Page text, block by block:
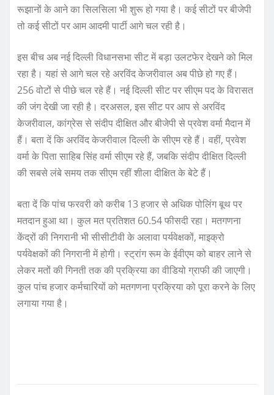
रूझानों के आने का सिलसिला भी शुरू हो गया है। कई सीटों पर बीजेपी
तो कई सीटों पर आम आदमी पार्टी आगे चल रही है।
इस बीच अब नई दिल्ली विधानसभा सीट में बड़ा उलटफेर देखने को मिल
रहा है। यहां से आगे चल रहे अरविंद केजरीवाल अब पीछे हो गए हैं।
256 वोटों से पीछे चल रहे हैं। नई दिल्ली सीट पर सीएम पद के विरासत
की जंग देखी जा रही है। दरअसल, इस सीट पर आप से अरविंद
केजरीवाल, कांग्रेस से संदीप दीक्षित और बीजेपी से प्रवेश वर्मा मैदान में
हैं। बता दें कि अरविंद केजरीवाल दिल्ली के सीएम रहे हैं। वहीं, प्रवेश
वर्मा के पिता साहिब सिंह वर्मा सीएम रहे हैं, जबकि संदीप दीक्षित दिल्ली
की सबसे लंबे समय तक सीएम रहीं शीला दीक्षित के बेटे हैं।
बता दें कि पांच फरवरी को करीब 13 हजार से अधिक पोलिंग बूथ पर
मतदान हुआ था। कुल मत प्रतिशत 60.54 फीसदी रहा। मतगणना
केंद्रों की निगरानी भी सीसीटीवी के अलावा पर्यवेक्षकों, माइक्रो
पर्यवेक्षकों की निगरानी में होगी। स्ट्रांग रूम के ईवीएम को बाहर लाने से
लेकर मतों की गिनती तक की प्रक्रिया का वीडियो ग्राफी की जाएगी।
कुल पांच हजार कर्मचारियों को मतगणना प्रक्रिया को पूरा करने के लिए
लगाया गया है।